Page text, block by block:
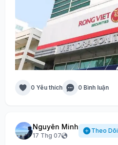
0 Yêu thích 0 Bình luận
Nguyên Minh
17 Thg 07
Theo Dõi